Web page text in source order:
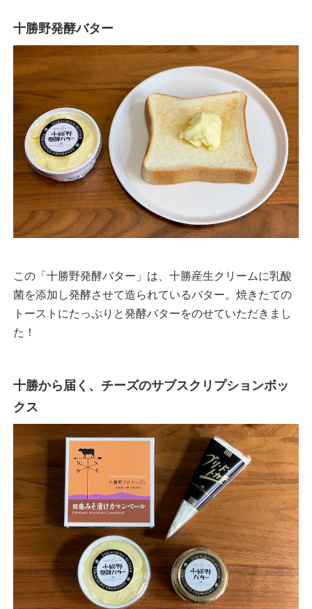
十勝野発酵バター
この「十勝野発酵バター」は、十勝産生クリームに乳酸
菌を添加し発酵させて造られているバター。焼きたての
トーストにたっぷりと発酵バターをのせていただきまし
た！
十勝から届く、チーズのサブスクリプションボッ
クス